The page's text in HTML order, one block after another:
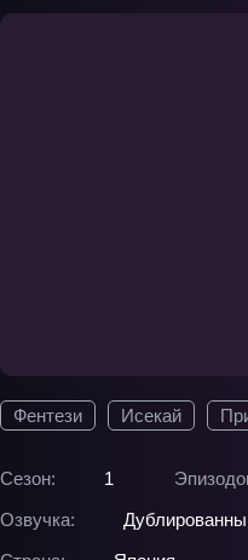
Фентези Исекай
Сезон: 1
Озвучка: